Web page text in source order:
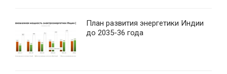
План развития энергетики Индии
до 2035-36 года